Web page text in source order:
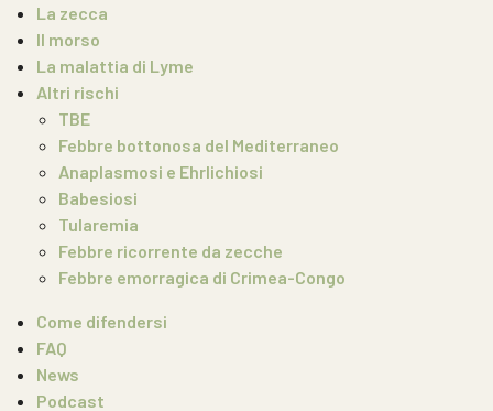
La zecca
Il morso
La malattia di Lyme
Altri rischi
TBE
Febbre bottonosa del Mediterraneo
Anaplasmosi e Ehrlichiosi
Babesiosi
Tularemia
Febbre ricorrente da zecche
Febbre emorragica di Crimea-Congo
Come difendersi
FAQ
News
Podcast